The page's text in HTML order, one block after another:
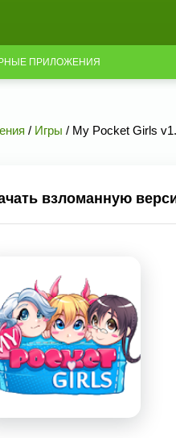
ПРИЛОЖЕНИЯ
/ Игры / My Pocket Girls
взломанную